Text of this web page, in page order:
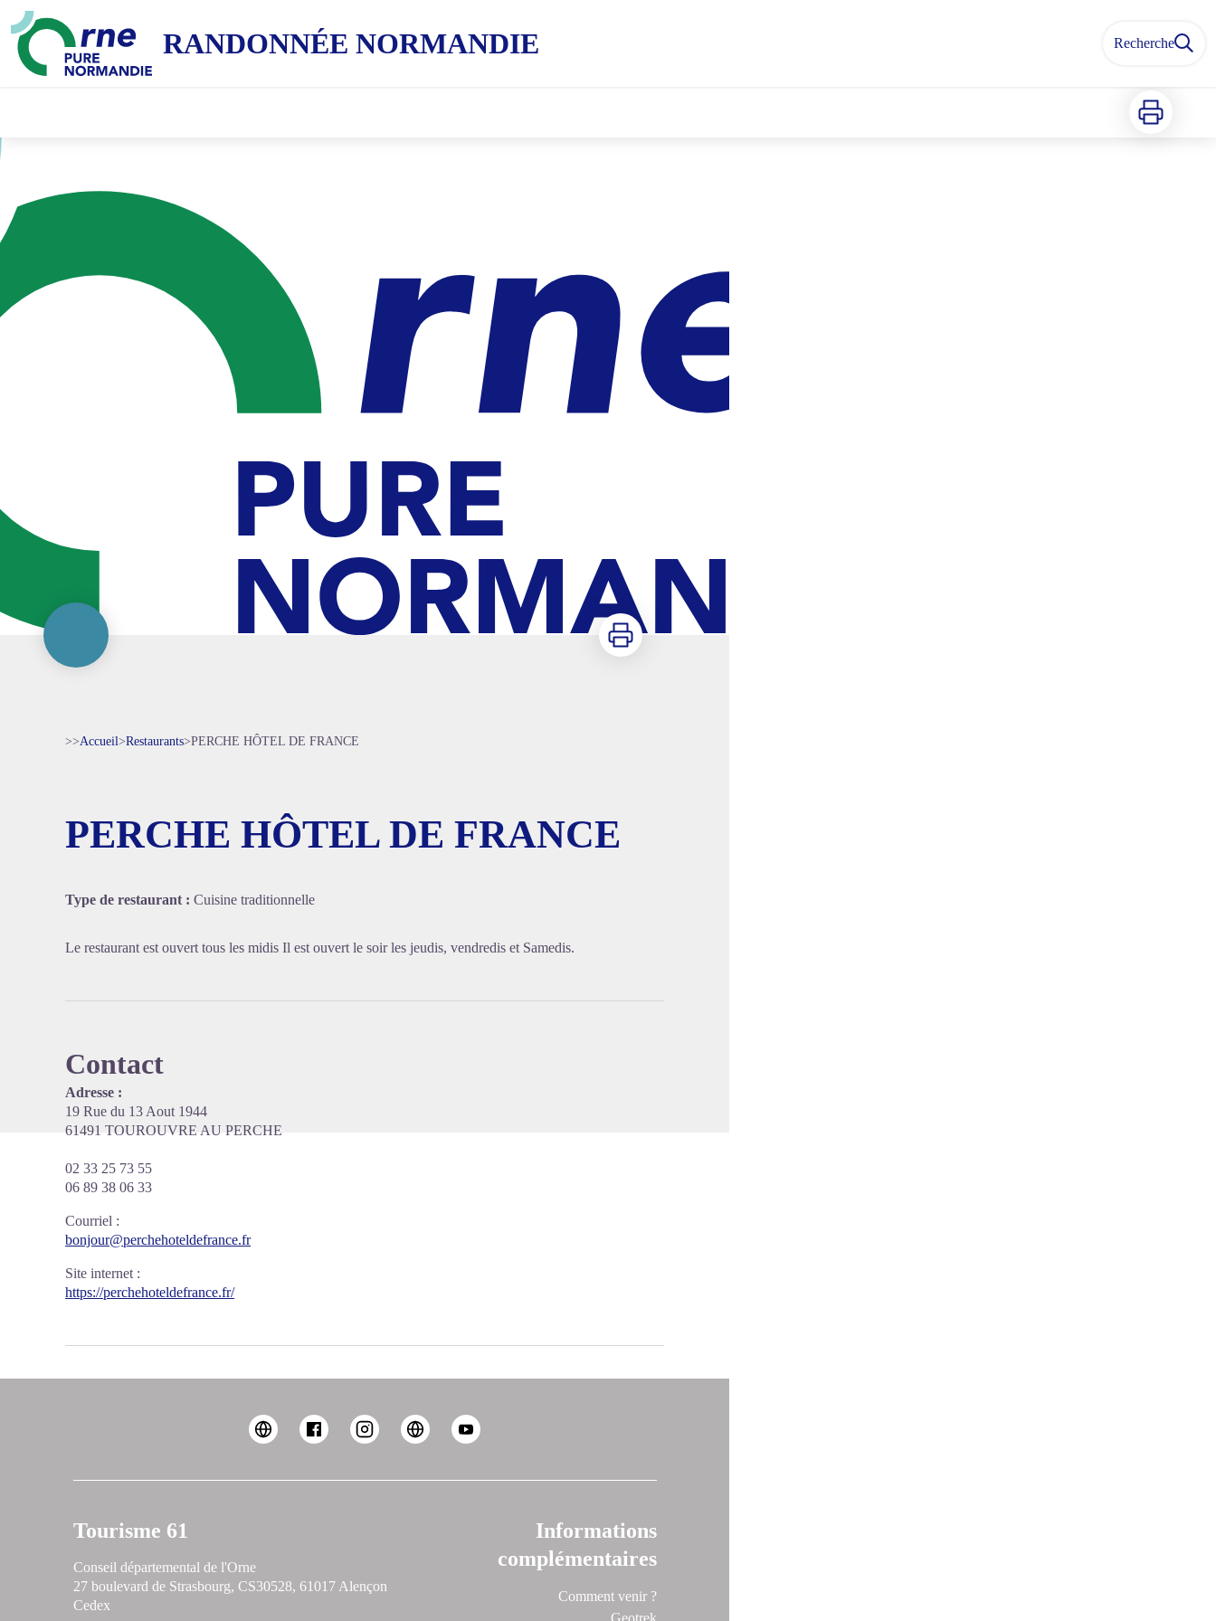
RANDONNÉE NORMANDIE Recherche
Imprimer
Imprimer
>>Accueil>Restaurants>PERCHE HÔTEL DE FRANCE
PERCHE HÔTEL DE FRANCE
Type de restaurant : Cuisine traditionnelle
Le restaurant est ouvert tous les midis Il est ouvert le soir les jeudis, vendredis et Samedis.
Contact
Adresse :
19 Rue du 13 Aout 1944
61491 TOUROUVRE AU PERCHE
02 33 25 73 55
06 89 38 06 33
Courriel :
bonjour@perchehoteldefrance.fr
Site internet :
https://perchehoteldefrance.fr/
Tourisme 61
Conseil départemental de l'Orne
27 boulevard de Strasbourg, CS30528, 61017 Alençon
Cedex
Informations
complémentaires
Comment venir ?
Geotrek